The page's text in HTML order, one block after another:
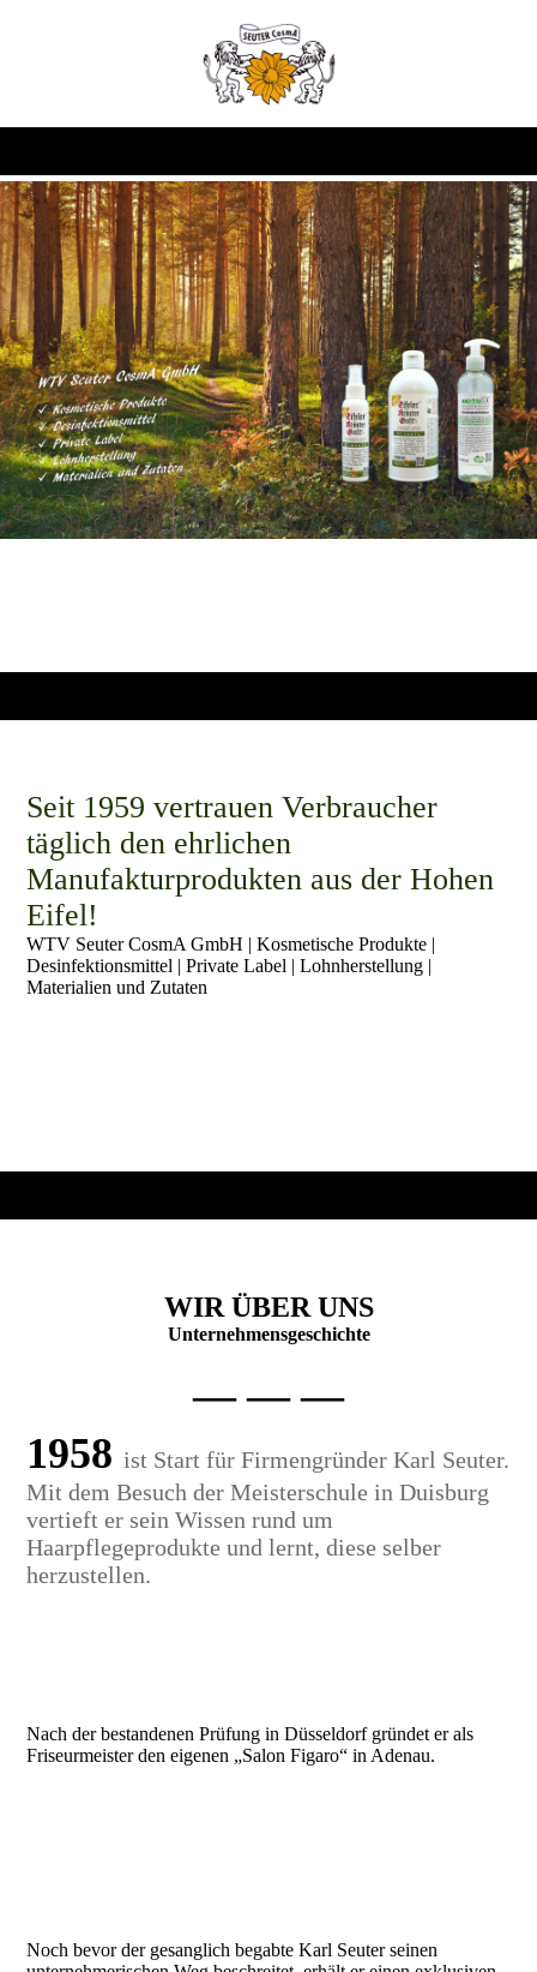
Seit 1959 vertrauen Verbraucher
täglich den ehrlichen
Manufakturprodukten aus der Hohen
Eifel!
WTV Seuter CosmA GmbH | Kosmetische Produkte |
Desinfektionsmittel | Private Label | Lohnherstellung |
Materialien und Zutaten
WIR ÜBER UNS
Unternehmensgeschichte
— — —
1958 ist Start für Firmengründer Karl Seuter.
Mit dem Besuch der Meisterschule in Duisburg
vertieft er sein Wissen rund um
Haarpflegeprodukte und lernt, diese selber
herzustellen.
Nach der bestandenen Prüfung in Düsseldorf gründet er als
Friseurmeister den eigenen „Salon Figaro“ in Adenau.
Noch bevor der gesanglich begabte Karl Seuter seinen